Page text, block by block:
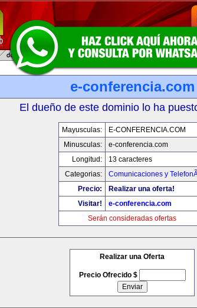
e-conferencia.com
El dueño de este dominio lo ha
Mayusculas:
E-CONFERENCIA.COM
Minusculas:
e-conferencia.com
Longitud:
13 caracteres
Categorias:
Comunicaciones y
Precio:
Realizar una oferta!
Visitar!
e-conferencia.com
Serán consideradas ofertas
Realizar una Oferta
Precio Ofrecido $